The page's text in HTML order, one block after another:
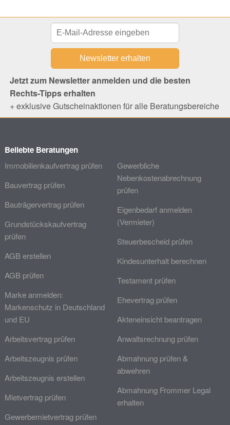
Jetzt zum Newsletter anmelden und die besten
Rechts-Tipps erhalten
+ exklusive Gutscheinaktionen für alle Beratungsbereiche
Beliebte Beratungen
Immobilienkaufvertrag prüfen
Bauvertrag prüfen
Bauträgervertrag prüfen
Grundstückskaufvertrag
prüfen
AGB erstellen
AGB prüfen
Marke anmelden:
Markenschutz in Deutschland
und EU
Arbeitsvertrag prüfen
Arbeitszeugnis prüfen
Arbeitszeugnis erstellen
Mietvertrag prüfen
Gewerbemietvertrag prüfen
Gewerbliche
Nebenkostenabrechnung
prüfen
Eigenbedarf anmelden
(Vermieter)
Steuerbescheid prüfen
Kindesunterhalt berechnen
Testament prüfen
Ehevertrag prüfen
Akteneinsicht beantragen
Anwaltsrechnung prüfen
Abmahnung prüfen &
abwehren
Abmahnung Frommer Legal
erhalten